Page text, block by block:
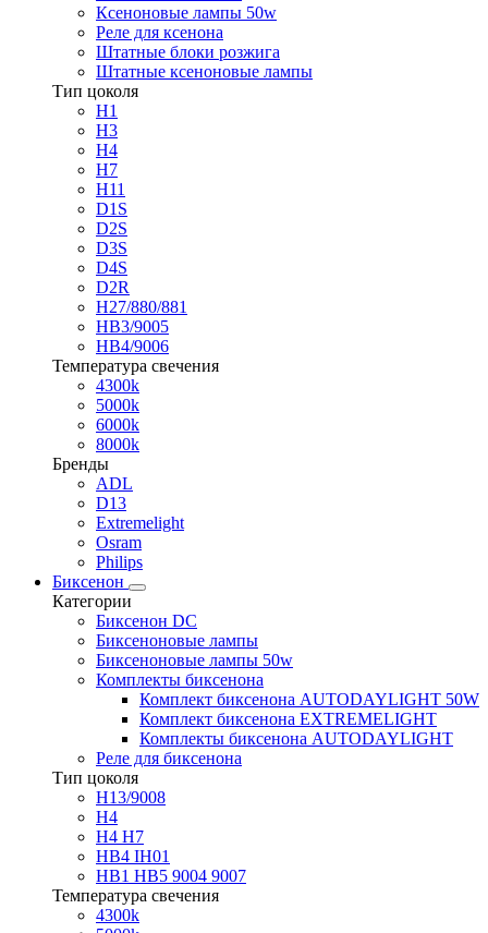
Ксеноновые лампы 50w
Реле для ксенона
Штатные блоки розжига
Штатные ксеноновые лампы
Тип цоколя
H1
H3
H4
H7
H11
D1S
D2S
D3S
D4S
D2R
H27/880/881
HB3/9005
HB4/9006
Температура свечения
4300k
5000k
6000k
8000k
Бренды
ADL
D13
Extremelight
Osram
Philips
Биксенон
Категории
Биксенон DC
Биксеноновые лампы
Биксеноновые лампы 50w
Комплекты биксенона
Комплект биксенона AUTODAYLIGHT 50W
Комплект биксенона EXTREMELIGHT
Комплекты биксенона AUTODAYLIGHT
Реле для биксенона
Тип цоколя
H13/9008
H4
H4 H7
HB4 IH01
HB1 HB5 9004 9007
Температура свечения
4300k